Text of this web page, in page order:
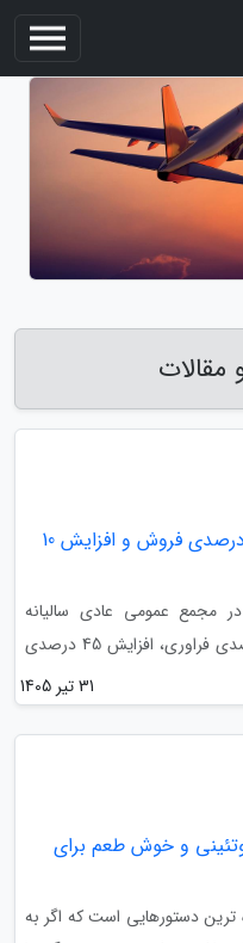
مقالات
گزارش عملکرد گروه بهمن: رشد 45 درصدی فروش و افزایش 10
مجمع عمومی عادی سالیانه
صاحبان سهام این شرکت، از رشد 10 درصدی فراوری، افزایش 45 درصدی
31 تیر 1405
و خوش طعم برای
ترین دستورهایی است که اگر به